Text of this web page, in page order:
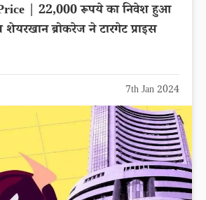
| 22,000 रूपये का निवेश हुआ
ब्रोकरेज ने टारगेट प्राइस
7th Jan 2024